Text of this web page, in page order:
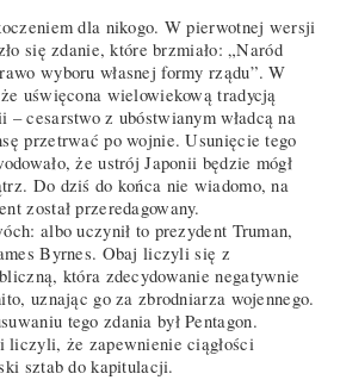
dla nikogo. W pierwotnej wersji
się zdanie, które brzmiało: „Naród
wyboru własnej formy rządu”. W
uświęcona wielowiekową tradycją
– cesarstwo z ubóstwianym władcą na
przetrwać po wojnie. Usunięcie tego
że ustrój Japonii będzie mógł
Do dziś do końca nie wiadomo, na
został przeredagowany.
albo uczynił to prezydent Truman,
Byrnes. Obaj liczyli się z
która zdecydowanie negatywnie
uznając go za zbrodniarza wojennego.
tego zdania był Pentagon.
liczyli, że zapewnienie ciągłości
sztab do kapitulacji.